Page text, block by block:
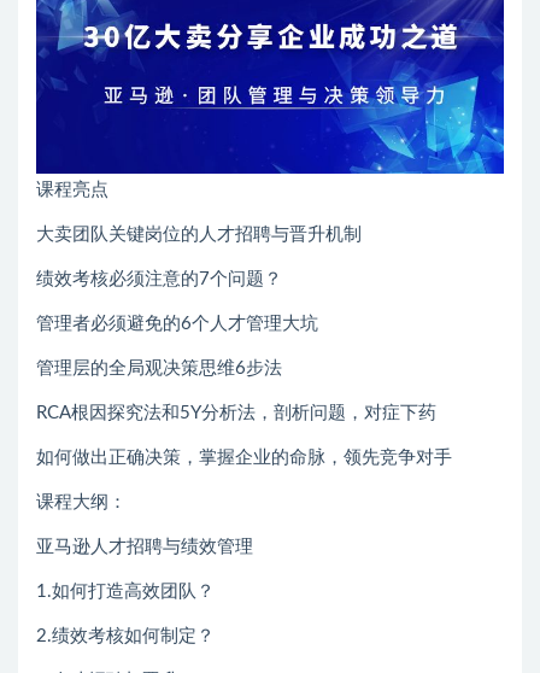
课程亮点
大卖团队关键岗位的人才招聘与晋升机制
绩效考核必须注意的7个问题？
管理者必须避免的6个人才管理大坑
管理层的全局观决策思维6步法
RCA根因探究法和5Y分析法，剖析问题，对症下药
如何做出正确决策，掌握企业的命脉，领先竞争对手
课程大纲：
亚马逊人才招聘与绩效管理
1.如何打造高效团队？
2.绩效考核如何制定？